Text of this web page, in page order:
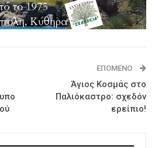
ΕΠΌΜΕΝΟ
Άγιος Κοσμάς στο
Παλιόκαστρο: σχεδόν
ερείπιο!